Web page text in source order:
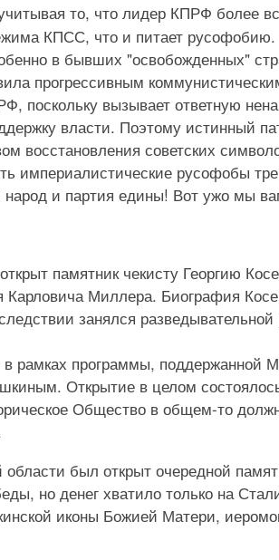
то, что лидер КПРФ более
КПСС, что и питает русофобию.
в бывших "освобожденных"
прогрессивным
поскольку вызывает ответную
власти. Поэтому истинный
восстановления советских
империалистические русофобы
и партия едины! Вот ужо мы
памятник чекисту Георгию
Миллера. Биография
занялся
рамках программы, поддержанной
Открытие в целом
Общество в общем-то
области был открыт очередной
но денег хватило только на
иконы Божией Матери,